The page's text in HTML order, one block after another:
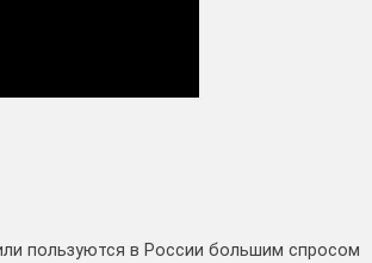
пользуются в России большим спросом